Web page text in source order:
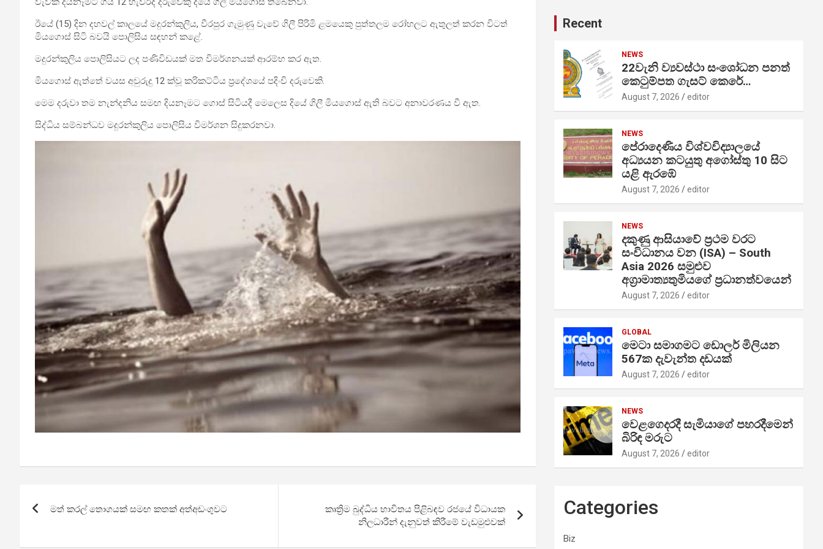
ඊයේ (15) දින දහවල් කාලයේ මදුරන්කුලිය, වීරපුර ගැමුණු වැවේ ගිලී පිරිමි ළමයෙකු පුත්තලම රෝහලට ඇතුලත් කරන විටත්
මියගොස් සිටි බවයි පොලිසිය සඳහන් කළේ.
මදුරන්කුලිය පොලිසියට ලද පණිවිඩයක් මත විමර්ශනයක් ආරම්භ කර ඇත.
මියගොස් ඇත්තේ වයස අවුරුදු 12 ක්වූ කරිකට්ටිය ප්‍රදේශයේ පදිංචි දරුවෙකි.
මෙම දරුවා තම නැන්දනිය සමඟ දියනෑමට ගොස් සිටියදී මෙලෙස දියේ ගිලී මියගොස් ඇති බවට අනාවරණය වී ඇත.
සිද්ධිය සම්බන්ධව මදුරන්කුලිය පොලිසිය විමර්ශන සිදුකරනවා.
navigation
මත් කරල් තොගයක් සමඟ කතක් අත්අඩංගුවට
කෘත්‍රිම බුද්ධිය භාවිතය පිළිබඳව රජයේ විධායක
නිලධාරීන් දැනුවත් කිරීමේ වැඩමුළුවක්
Recent
NEWS
22වැනි ව්‍යවස්ථා සංශෝධන පනත්
කෙටුම්පත ගැසට් කෙරේ…
August 7, 2026 editor
NEWS
පේරාදෙණිය විශ්වවිද්‍යාලයේ
අධ්‍යයන කටයුතු අගෝස්තු 10 සිට
යළි ඇරඹේ
August 7, 2026 editor
NEWS
දකුණු ආසියාවේ ප්‍රථම වරට
සංවිධානය වන (ISA) – South
Asia 2026 සමුළුව
අග්‍රාමාත්‍යතුමියගේ ප්‍රධානත්වයෙන්
August 7, 2026 editor
GLOBAL
මෙටා සමාගමට ඩොලර් මිලියන
567ක දැවැන්ත දඩයක්
August 7, 2026 editor
NEWS
වෙළගෙදරදී සැමියාගේ පහරදීමෙන්
බිරිඳ මරුට
August 7, 2026 editor
Categories
Biz